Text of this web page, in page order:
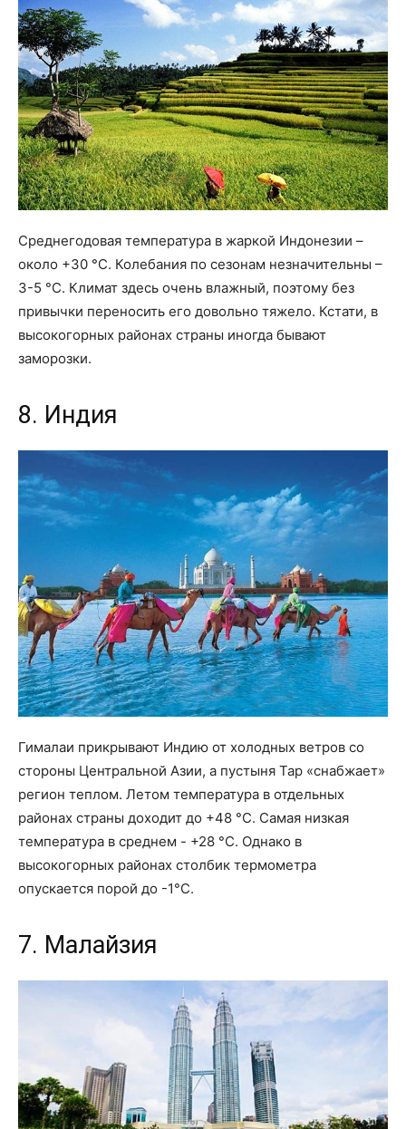
Среднегодовая температура в жаркой Индонезии –
около +30 °С. Колебания по сезонам незначительны –
3-5 °С. Климат здесь очень влажный, поэтому без
привычки переносить его довольно тяжело. Кстати, в
высокогорных районах страны иногда бывают
заморозки.
8. Индия
Гималаи прикрывают Индию от холодных ветров со
стороны Центральной Азии, а пустыня Тар «снабжает»
регион теплом. Летом температура в отдельных
районах страны доходит до +48 °С. Самая низкая
температура в среднем - +28 °С. Однако в
высокогорных районах столбик термометра
опускается порой до -1°С.
7. Малайзия